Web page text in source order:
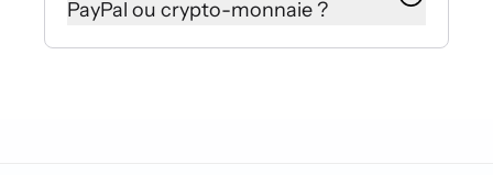
stockage soit automatiquement
cumulé.
PayPal ou crypto-monnaie ?